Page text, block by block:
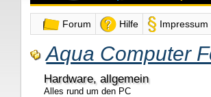
Forum Hilfe
Aqua Computer
Hardware, allgemein
Alles rund um den PC